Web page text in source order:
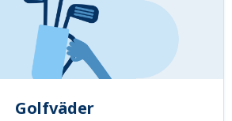
Golfväder